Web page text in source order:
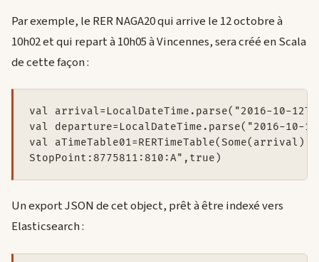
Par exemple, le RER NAGA20 qui arrive le 12 octobre à
10h02 et qui repart à 10h05 à Vincennes, sera créé en Scala
de cette façon :
val arrival=LocalDateTime.parse("2016-10-
val departure=LocalDateTime.parse("2016-10-
val
StopPoint:8775811:810:A",true)
Un export JSON de cet object, prêt à être indexé vers
Elasticsearch :